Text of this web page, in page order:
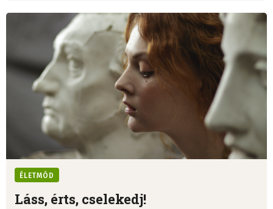
ÉLETMÓD
Láss, érts, cselekedj!